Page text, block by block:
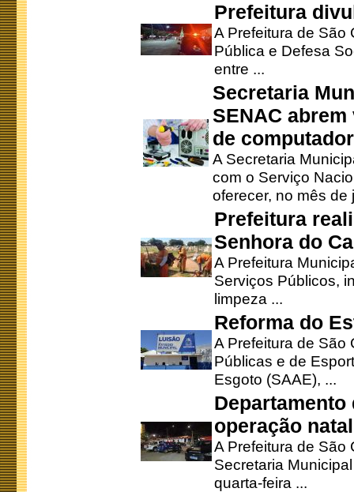
Prefeitura
A Prefeitura de São
Pública e Defesa
entre ...
Secretaria
SENAC
de
A Secretaria
com o Serviço
oferecer, no mês de
Prefeitura
Senhora do
A Prefeitura
Serviços Públicos,
limpeza ...
Reforma do
A Prefeitura de São
Públicas e de
Esgoto (SAAE), ...
operação
A Prefeitura de São
Secretaria
quarta-feira ...